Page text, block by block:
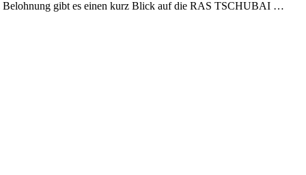
Belohnung gibt es einen kurz Blick auf die RAS TSCHUBAI …